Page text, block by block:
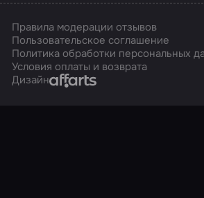
Правила модерации отзывов
Пользовательское соглашение
Политика обработки персональных
Условия оплаты и возврата
ДизайнAffarts